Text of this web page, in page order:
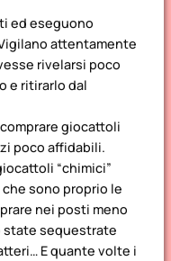
ed eseguono
attentamente
rivelarsi poco
e ritirarlo dal
giocattoli
poco affidabili.
“chimici”
sono proprio le
nei posti meno
state sequestrate
E quante volte i